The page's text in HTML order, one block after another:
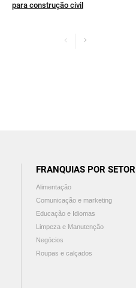
para construção civil
FRANQUIAS POR SETOR
Alimentação
Comunicação e marketing
Educação e Idiomas
Limpeza e Manutenção
Negócios
Roupas e calçados